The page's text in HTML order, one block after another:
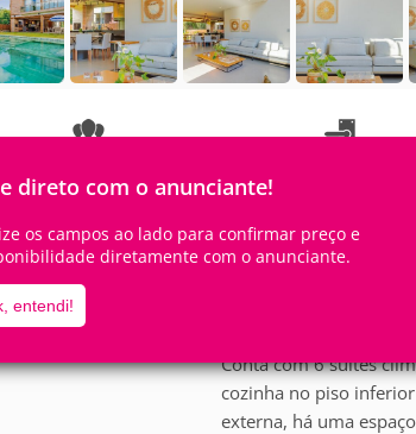
direto com o anunciante!
os campos ao lado para confirmar preço e
diretamente com o anunciante.
entendi!
13Pessoas
Casa para
Residência de luxo
Conta com 6 suítes
cozinha no piso
externa, há uma